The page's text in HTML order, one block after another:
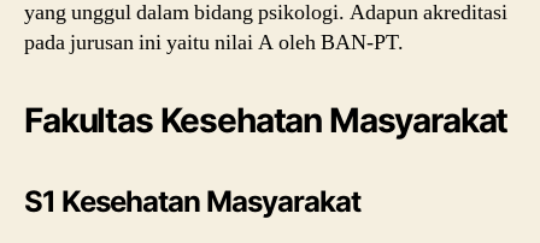
yang unggul dalam bidang psikologi. Adapun akreditasi
pada jurusan ini yaitu nilai A oleh BAN-PT.
Fakultas Kesehatan Masyarakat
S1 Kesehatan Masyarakat